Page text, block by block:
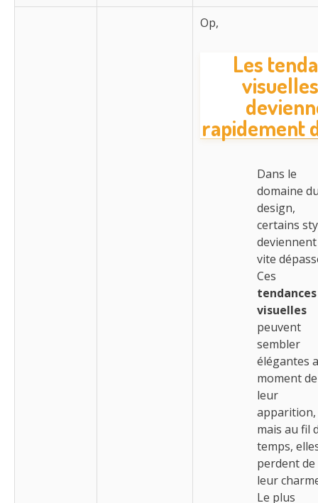
Op,
Les
rapidement
Dans le
domaine
design,
certains
deviennent
vite
Ces
tendances
visuelles
peuvent
sembler
élégantes
moment de
leur
apparition,
mais au fil
temps,
perdent de
leur
Le plus